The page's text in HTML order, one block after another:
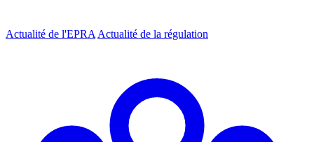
Actualité de l'EPRA Actualité de la régulation